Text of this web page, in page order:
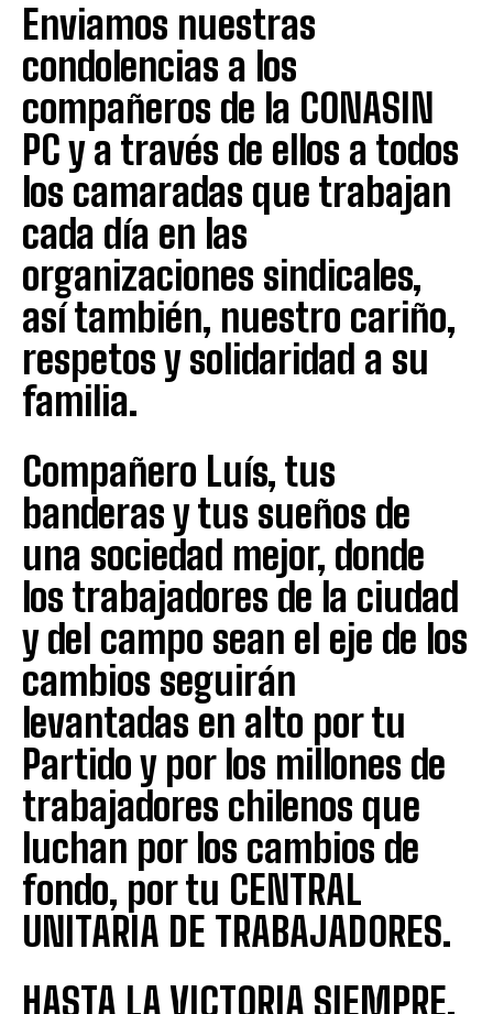
Enviamos nuestras
condolencias a los
compañeros de la CONASIN
PC y a través de ellos a todos
los camaradas que trabajan
cada día en las
organizaciones sindicales,
así también, nuestro cariño,
respetos y solidaridad a su
familia.
Compañero Luís, tus
banderas y tus sueños de
una sociedad mejor, donde
los trabajadores de la ciudad
y del campo sean el eje de los
cambios seguirán
levantadas en alto por tu
Partido y por los millones de
trabajadores chilenos que
luchan por los cambios de
fondo, por tu CENTRAL
UNITARIA DE TRABAJADORES.
HASTA LA VICTORIA SIEMPRE.